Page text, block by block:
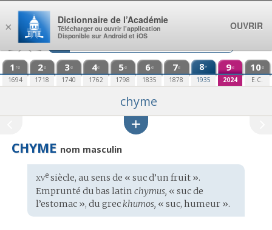
Aller au contenu
1 re
1694
2e
1718
3e
1740
4e
1762
5e
1798
6e
1835
7e
1878
8e
1935
9e
2024
10e
E.C.
chyme
CHYME nom masculin
Étymologie
:
xvesiècle, au sens de « suc d’un fruit ».
Emprunté dubas latin chymus, « suc de
l’estomac », du greckhumos, « suc, humeur ».
×
Dictionnaire de l’Académie
Télécharger ou ouvrir l’application
Disponible sur Android et iOS
OUVRIR